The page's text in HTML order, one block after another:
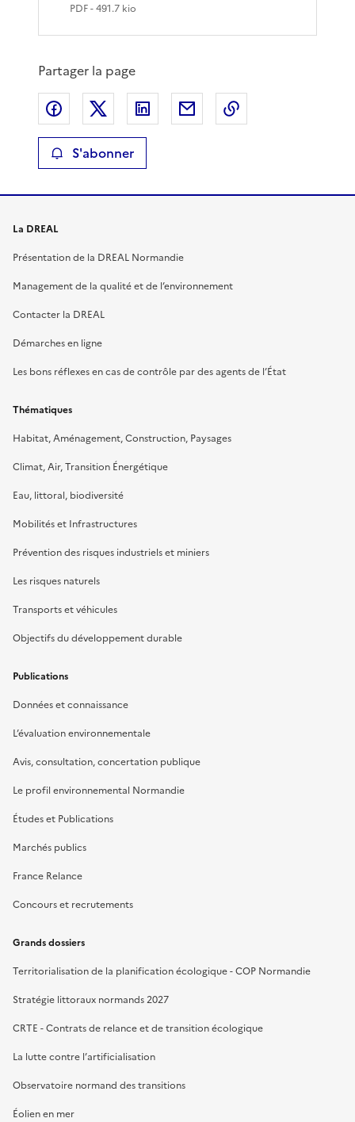
PDF- 491.7 kio
Partager la page
Partager sur Facebook
Partager sur XPartager sur LinkedIn
Partager par email
S'abonner
La DREAL
Présentation de la DREAL Normandie
Management de la qualité et de l’environnement
Contacter la DREAL
Démarches en ligne
Les bons réflexes en cas de contrôle par des agents de l’État
Thématiques
Habitat, Aménagement, Construction, Paysages
Climat, Air, Transition Énergétique
Eau, littoral, biodiversité
Mobilités et Infrastructures
Prévention des risques industriels et miniers
Les risques naturels
Transports et véhicules
Objectifs du développement durable
Publications
Données et connaissance
L’évaluation environnementale
Avis, consultation, concertation publique
Le profil environnemental Normandie
Études et Publications
Marchés publics
France Relance
Concours et recrutements
Grands dossiers
Territorialisation de la planification écologique - COP Normandie
Stratégie littoraux normands 2027
CRTE - Contrats de relance et de transition écologique
La lutte contre l’artificialisation
Observatoire normand des transitions
Éolien en mer